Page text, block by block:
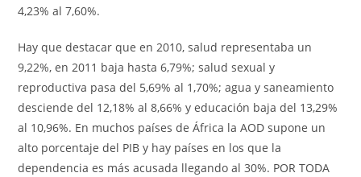
4,23% al 7,60%.
Hay que destacar que en 2010, salud representaba un
9,22%, en 2011 baja hasta 6,79%; salud sexual y
reproductiva pasa del 5,69% al 1,70%; agua y saneamiento
desciende del 12,18% al 8,66% y educación baja del 13,29%
al 10,96%. En muchos países de África la AOD supone un
alto porcentaje del PIB y hay países en los que la
dependencia es más acusada llegando al 30%. POR TODA